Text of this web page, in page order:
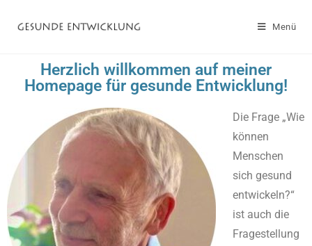
Menü
Herzlich willkommen auf meiner
Homepage für gesunde Entwicklung!
Die Frage „Wie
können
Menschen
sich gesund
entwickeln?“
ist auch die
Fragestellung